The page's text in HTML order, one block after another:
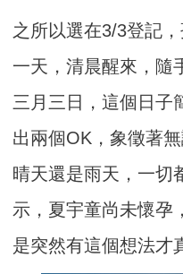
之所以選在3/3登記
一天，清晨醒來，隨
三月三日，這個日子
出兩個OK，象徵著
晴天還是雨天，一切
示，夏宇童尚未懷孕
是突然有這個想法才